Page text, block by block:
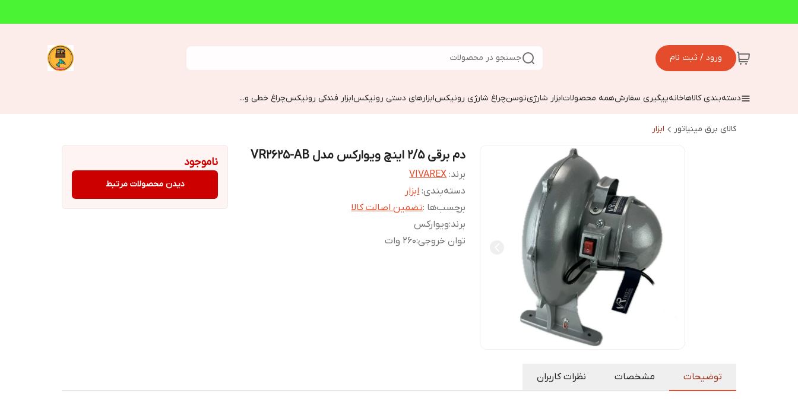
ورود / ثبت نام جستجو در محصولات
دسته‌بندی کالاهاخانهپیگیری سفارشهمه محصولاتابزار شارژیتوسنچراغ شارژی رونیکسابزارهای دستی رونیکسابزار فندکی رونیکسچراغ خطی و...
کالای برق مینیاتور ابزار
دم برقی 2/5 اینچ ویوارکس مدل VR2625-AB
برند: VIVAREX
دسته‌بندی:ابزار
برچسب‌ها :تضمین اصالت کالا
برند:ویوارکس
توان خروجی:260 وات
ناموجود
دیدن محصولات مرتبط
توضیحات مشخصات نظرات کاربران